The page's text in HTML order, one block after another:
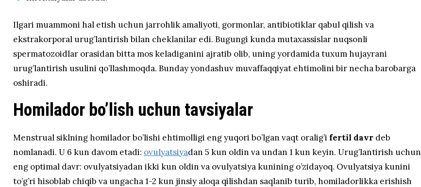
Ilgari muammoni hal etish uchun jarrohlik amaliyoti, gormonlar, antibiotiklar qabul qilish va
ekstrakorporal urug’lantirish bilan cheklanilar edi. Bugungi kunda mutaxassislar nuqsonli
spermatozoidlar orasidan bitta mos keladiganini ajratib olib, uning yordamida tuxum hujayrani
urug’lantirish usulini qo’llashmoqda. Bunday yondashuv muvaffaqqiyat ehtimolini bir necha barobarga
oshiradi.
Homilador bo’lish uchun tavsiyalar
Menstrual siklning homilador bo’lishi ehtimolligi eng yuqori bo’lgan vaqt oralig’i fertil davr deb
nomlanadi. U 6 kun davom etadi: ovulyatsiyadan 5 kun oldin va undan 1 kun keyin. Urug’lantirish uchun
eng optimal davr: ovulyatsiyadan ikki kun oldin va ovulyatsiya kunining o’zidayoq. Ovulyatsiya kunini
to’g’ri hisoblab chiqib va ungacha 1-2 kun jinsiy aloqa qilishdan saqlanib turib, homiladorlikka erishish